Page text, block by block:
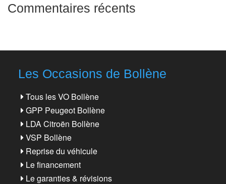
Commentaires récents
Les Occasions de Bollène
Tous les VO Bollène
GPP Peugeot Bollène
LDA Citroën Bollène
VSP Bollène
Reprise du véhicule
Le financement
Le garanties & révisions